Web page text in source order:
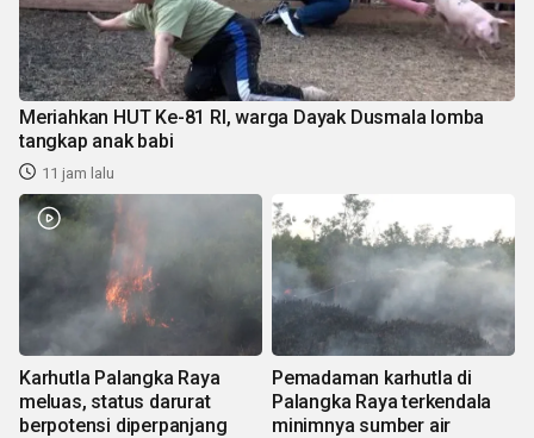
Meriahkan HUT Ke-81 RI, warga Dayak Dusmala lomba
tangkap anak babi
11 jam lalu
Karhutla Palangka Raya
meluas, status darurat
berpotensi diperpanjang
Pemadaman karhutla di
Palangka Raya terkendala
minimnya sumber air